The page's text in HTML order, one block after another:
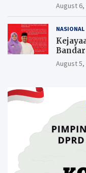
August 6,
NASIONAL
August 5,